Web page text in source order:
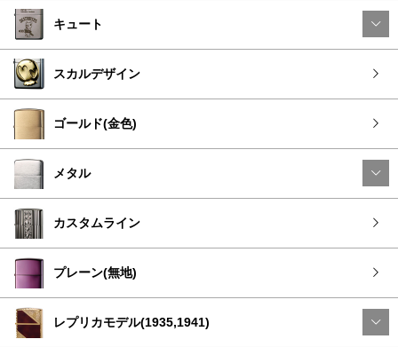
キュート
スカルデザイン
ゴールド(金色)
メタル
カスタムライン
プレーン(無地)
レプリカモデル(1935,1941)